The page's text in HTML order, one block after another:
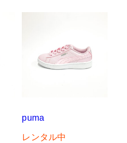
puma
レンタル中